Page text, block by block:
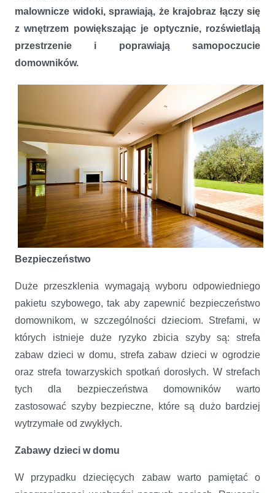
malownicze widoki, sprawiają, że krajobraz łączy się
z wnętrzem powiększając je optycznie, rozświetlają
przestrzenie i poprawiają samopoczucie
domowników.
Bezpieczeństwo
Duże przeszklenia wymagają wyboru odpowiedniego
pakietu szybowego, tak aby zapewnić bezpieczeństwo
domownikom, w szczególności dzieciom. Strefami, w
których istnieje duże ryzyko zbicia szyby są: strefa
zabaw dzieci w domu, strefa zabaw dzieci w ogrodzie
oraz strefa towarzyskich spotkań dorosłych. W strefach
tych dla bezpieczeństwa domowników warto
zastosować szyby bezpieczne, które są dużo bardziej
wytrzymałe od zwykłych.
Zabawy dzieci w domu
W przypadku dziecięcych zabaw warto pamiętać o